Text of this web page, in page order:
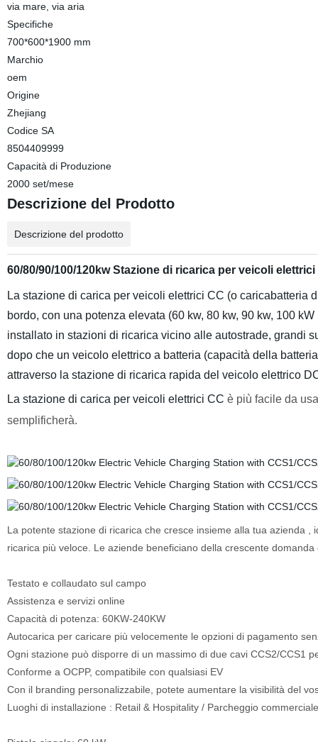
via mare, via aria
Specifiche
700*600*1900 mm
Marchio
oem
Origine
Zhejiang
Codice SA
8504409999
Capacità di Produzione
2000 set/mese
Descrizione del Prodotto
Descrizione del prodotto
60/80/90/100/120kw Stazione di ricarica per veicoli
La stazione di carica per veicoli elettrici CC (o caricabatteria
bordo, con una potenza elevata (60 kw, 80 kw, 90 kw, 100
installato in stazioni di ricarica vicino alle autostrade, grandi
dopo che un veicolo elettrico a batteria (capacità della
attraverso la stazione di ricarica rapida del veicolo elettrico
La stazione di carica per veicoli elettrici CC è più facile da
semplificherà.
La potente stazione di ricarica che cresce insieme alla tua azienda
ricarica più veloce. Le aziende beneficiano della crescente
Testato e collaudato sul campo
Assistenza e servizi online
Capacità di potenza: 60KW-240KW
Autocarica per caricare più velocemente le opzioni di pagamento
Ogni stazione può disporre di un massimo di due cavi CCS2/CCS1
Conforme a OCPP, compatibile con qualsiasi EV
Con il branding personalizzabile, potete aumentare la visibilità del
Luoghi di installazione : Retail & Hospitality / Parcheggio